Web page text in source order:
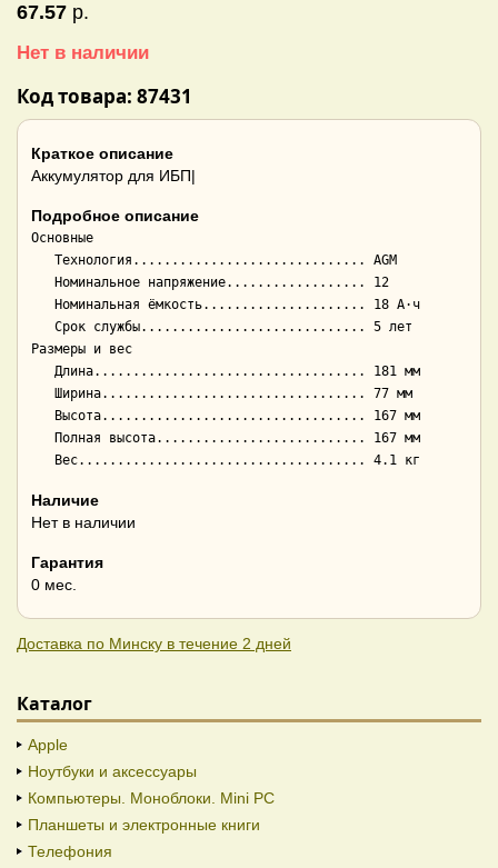
67.57 р.
Нет в наличии
Код товара: 87431
Краткое описание
Аккумулятор для ИБП|
Подробное описание
Основные
Размеры и вес
Наличие
Нет в наличии
Гарантия
0 мес.
Доставка по Минску в течение 2 дней
Каталог
Apple
Ноутбуки и аксессуары
Компьютеры. Моноблоки. Mini PC
Планшеты и электронные книги
Телефония